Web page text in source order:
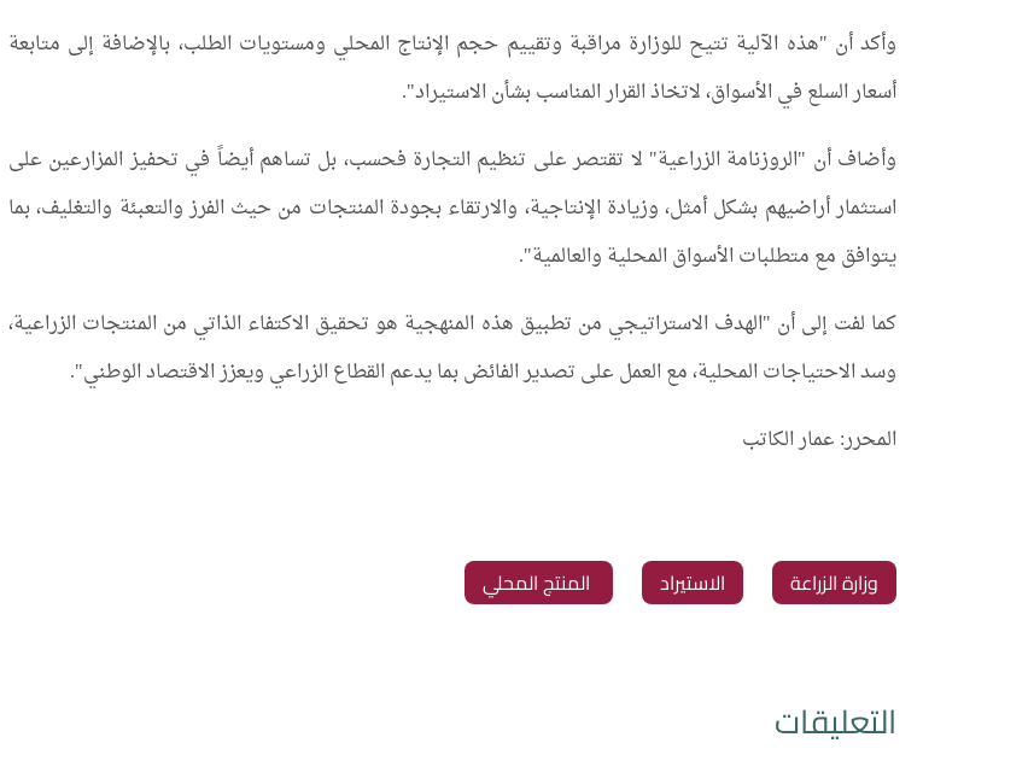
وأكد أن "هذه الآلية تتيح للوزارة مراقبة وتقييم حجم الإنتاج المحلي ومستويات الطلب، بالإضافة إلى متابعة
أسعار السلع في الأسواق، لاتخاذ القرار المناسب بشأن الاستيراد".
وأضاف أن "الروزنامة الزراعية" لا تقتصر على تنظيم التجارة فحسب، بل تساهم أيضاً في تحفيز المزارعين على
استثمار أراضيهم بشكل أمثل، وزيادة الإنتاجية، والارتقاء بجودة المنتجات من حيث الفرز والتعبئة والتغليف، بما
يتوافق مع متطلبات الأسواق المحلية والعالمية".
كما لفت إلى أن "الهدف الاستراتيجي من تطبيق هذه المنهجية هو تحقيق الاكتفاء الذاتي من المنتجات الزراعية،
وسد الاحتياجات المحلية، مع العمل على تصدير الفائض بما يدعم القطاع الزراعي ويعزز الاقتصاد الوطني".
المحرر: عمار الكاتب
‏وزارة الزراعة ‏الاستيراد ‏ المنتج المحلي
التعليقات